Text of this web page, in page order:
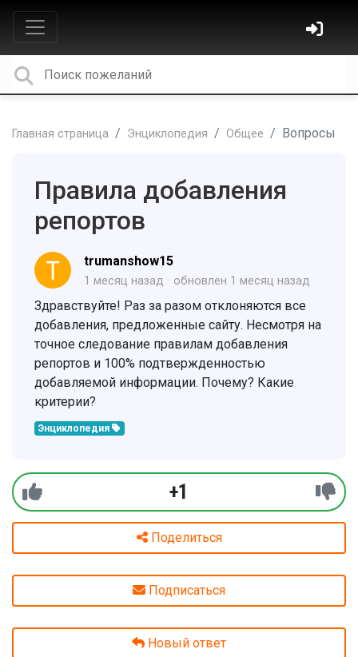
Главная страница Энциклопедия Общее Вопросы
Правила добавления
репортов
trumanshow15
1 месяц назад обновлен 1 месяц назад
Здравствуйте! Раз за разом отклоняются все
добавления, предложенные сайту. Несмотря на
точное следование правилам добавления
репортов и 100% подтвержденностью
добавляемой информации. Почему? Какие
критерии?
Энциклопедия
+1
Поделиться
Подписаться
Новый ответ